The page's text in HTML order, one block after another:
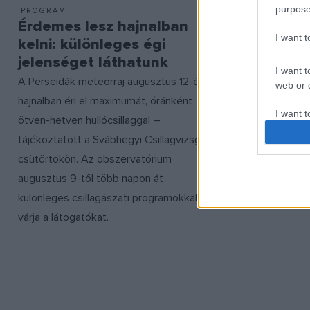
I want
I want
web or
I want
I want
I want
PROGRAM
Érdemes lesz hajnalban
kelni: különleges égi
jelenséget láthatunk
A Perseidák meteorraj augusztus 12-én
hajnalban éri el maximumát, óránként
ötven-hetven hullócsillaggal –
tájékoztatott a Svábhegyi Csillagvizsgáló
csütörtökön. Az obszervatórium
augusztus 9-től több napon át
különleges csillagászati programokkal
várja a látogatókat.
TUDOMÁNY
Július 29.
színesíti az
Megfelelő
meteor